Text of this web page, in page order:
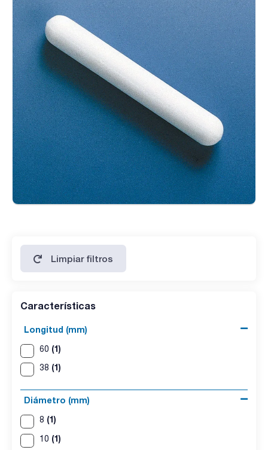
Limpiar filtros
Características
Longitud (mm)
60 (1)
38 (1)
Diámetro (mm)
8 (1)
10 (1)